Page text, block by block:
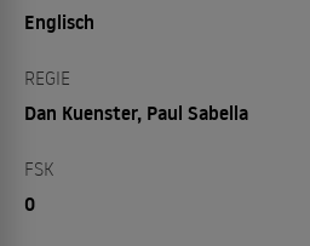
Englisch
REGIE
Dan Kuenster, Paul Sabella
FSK
0